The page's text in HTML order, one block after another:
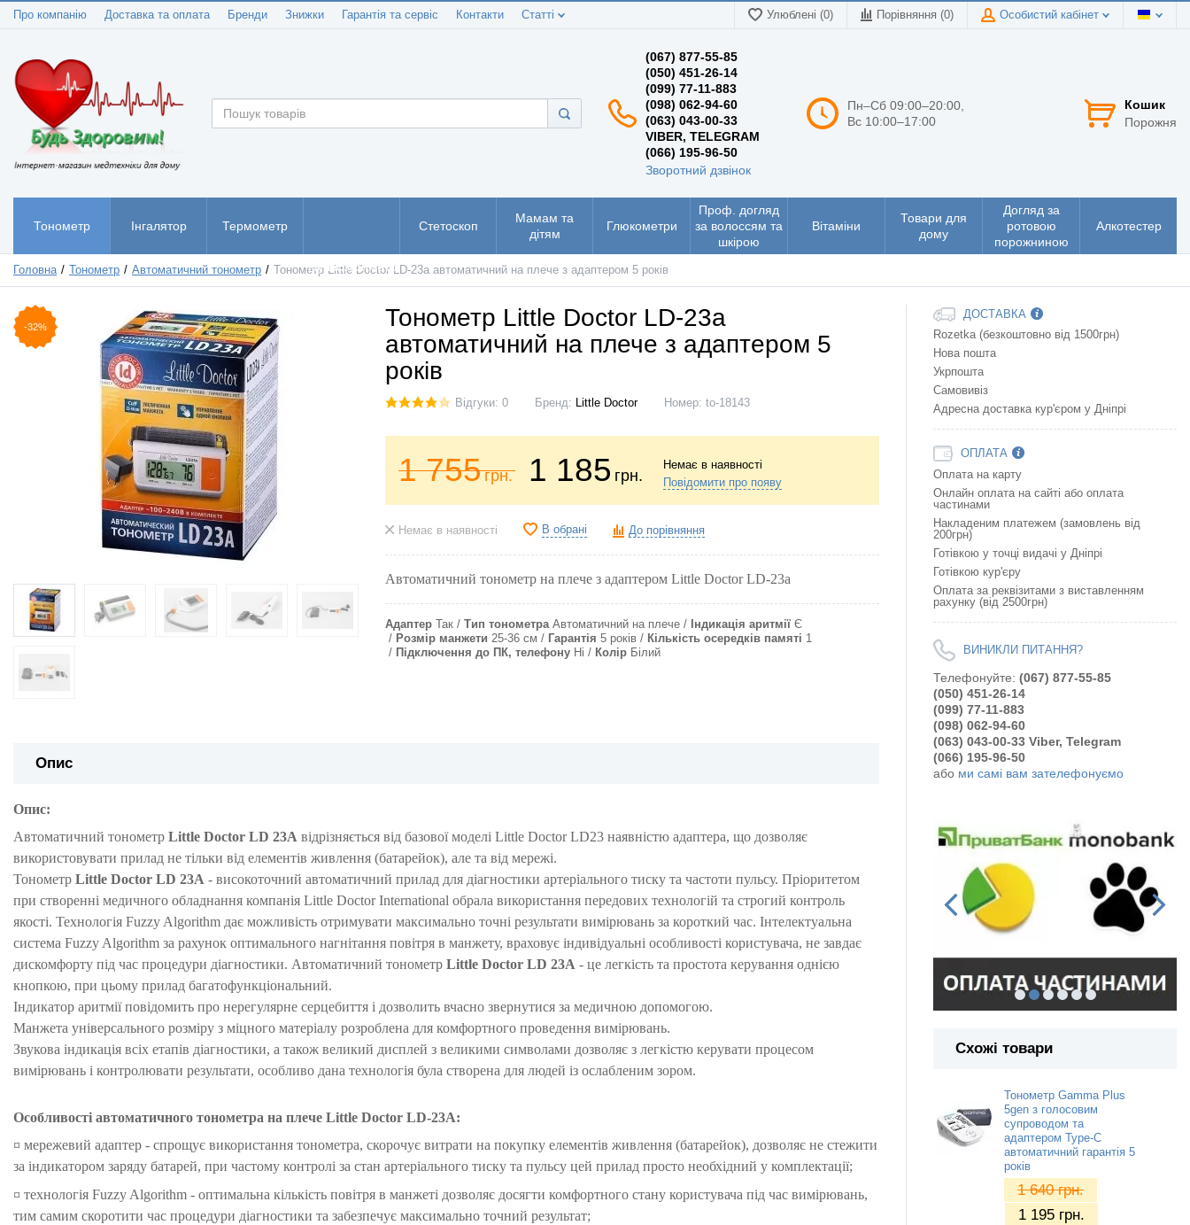
Про компанію Доставка та оплата Бренди Знижки Гарантія та сервіс Контакти Статті Улюблені (0) Порівняння (0) Особистий кабінет
(067) 877-55-85
(050) 451-26-14
(099) 77-11-883
(098) 062-94-60
(063) 043-00-33
VIBER, TELEGRAM
(066) 195-96-50
Зворотний дзвінок
Пн–Сб 09:00–20:00,
Вс 10:00–17:00
Кошик
Порожня
Тонометр Інгалятор Термометр
Пульсоксиметр
Стетоскоп
Мамам та
дітям
Глюкометри
Проф. догляд
за волоссям та
шкірою
Вітаміни
Товари для
дому
Догляд за
ротовою
порожниною
Алкотестер
Головна Тонометр Автоматичний тонометр Тонометр Little Doctor LD-23a автоматичний на плече з адаптером 5 років
-32%
Тонометр Little Doctor LD-23a
автоматичний на плече з адаптером 5
років
Відгуки: 0 Бренд: Little Doctor Номер: to-18143
1 755грн. 1 185 грн.
Немає в наявності
Повідомити про появу
Немає в наявності В обрані До порівняння
Автоматичний тонометр на плече з адаптером Little Doctor LD-23a
Адаптер Так Тип тонометра Автоматичний на плече Індикація аритмії Є
Розмір манжети 25-36 см Гарантія 5 років Кількість осередків памяті 1
Підключення до ПК, телефону Ні Колір Білий
Опис
Опис:
Автоматичний тонометр Little Doctor LD 23A відрізняється від базової моделі Little Doctor LD23 наявністю адаптера, що дозволяє
використовувати прилад не тільки від елементів живлення (батарейок), але та від мережі.
Тонометр Little Doctor LD 23A - високоточний автоматичний прилад для діагностики артеріального тиску та частоти пульсу. Пріоритетом
при створенні медичного обладнання компанія Little Doctor International обрала використання передових технологій та строгий контроль
якості. Технологія Fuzzy Algorithm дає можливість отримувати максимально точні результати вимірювань за короткий час. Інтелектуальна
система Fuzzy Algorithm за рахунок оптимального нагнітання повітря в манжету, враховує індивідуальні особливості користувача, не завдає
дискомфорту під час процедури діагностики. Автоматичний тонометр Little Doctor LD 23A - це легкість та простота керування однією
кнопкою, при цьому прилад багатофункціональний.
Індикатор аритмії повідомить про нерегулярне серцебиття і дозволить вчасно звернутися за медичною допомогою.
Манжета універсального розміру з міцного матеріалу розроблена для комфортного проведення вимірювань.
Звукова індикація всіх етапів діагностики, а також великий дисплей з великими символами дозволяє з легкістю керувати процесом
вимірювань і контролювати результати, особливо дана технологія була створена для людей із ослабленим зором.
Особливості автоматичного тонометра на плече Little Doctor LD-23A:
¤ мережевий адаптер - спрощує використання тонометра, скорочує витрати на покупку елементів живлення (батарейок), дозволяє не стежити
за індикатором заряду батарей, при частому контролі за стан артеріального тиску та пульсу цей прилад просто необхідний у комплектації;
¤ технологія Fuzzy Algorithm - оптимальна кількість повітря в манжеті дозволяє досягти комфортного стану користувача під час вимірювань,
тим самим скоротити час процедури діагностики та забезпечує максимально точний результат;
ДОСТАВКА
Rozetka (безкоштовно від 1500грн)
Нова пошта
Укрпошта
Самовивіз
Адресна доставка кур'єром у Дніпрі
ОПЛАТА
Оплата на карту
Онлайн оплата на сайтi або оплата
частинами
Накладеним платежем (замовлень від
200грн)
Готівкою у точці видачі у Дніпрі
Готівкою кур'єру
Оплата за реквізитами з виставленням
рахунку (від 2500грн)
ВИНИКЛИ ПИТАННЯ?
Телефонуйте: (067) 877-55-85
(050) 451-26-14
(099) 77-11-883
(098) 062-94-60
(063) 043-00-33 Viber, Telegram
(066) 195-96-50
або ми самі вам зателефонуємо
Схожі товари
Тонометр Gamma Plus
5gen з голосовим
супроводом та
адаптером Type-C
автоматичний гарантія 5
років
1 640грн.
1 195 грн.